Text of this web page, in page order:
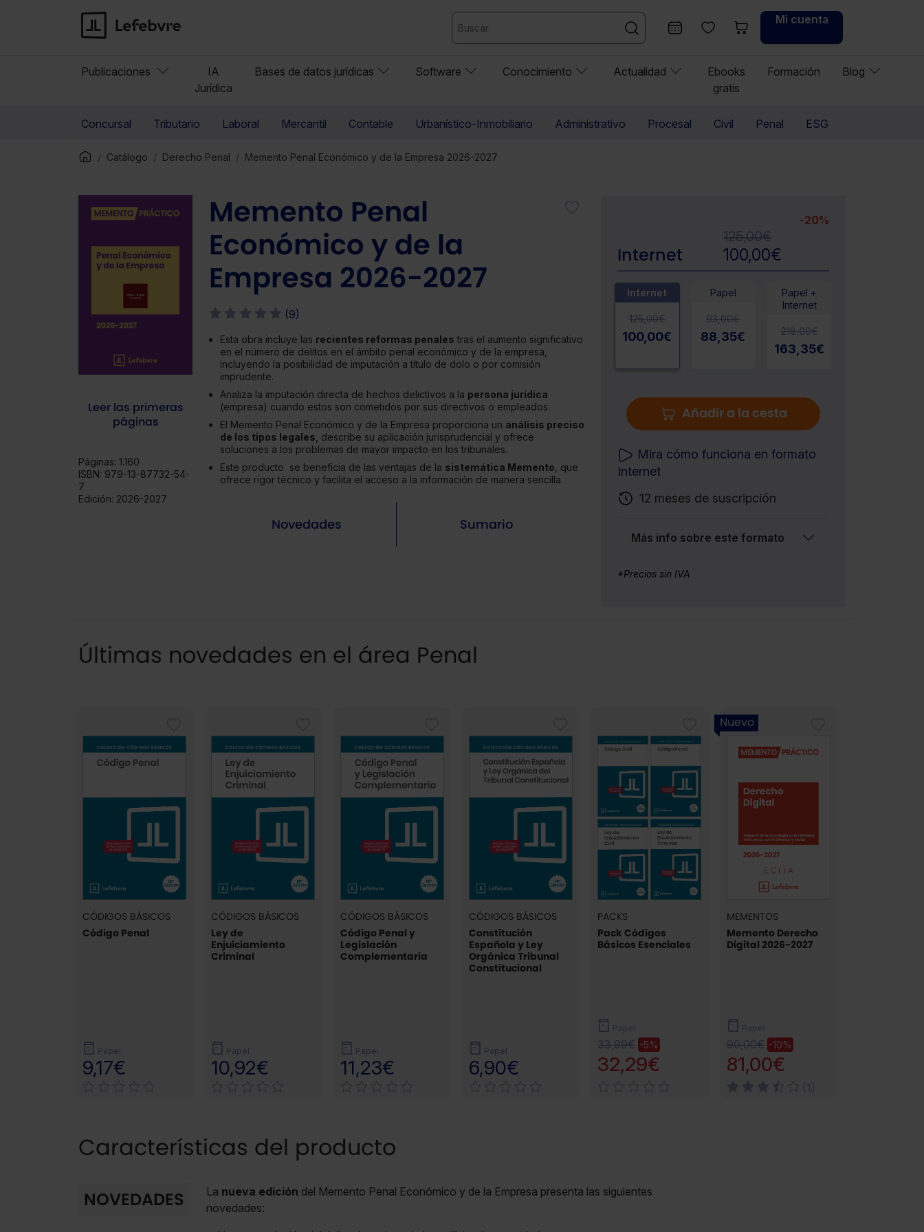
Mi cuenta
Publicaciones
IA
Jurídica
Bases de datos jurídicas Software Conocimiento Actualidad
Ebooks
gratis
Formación Blog
Concursal Tributario Laboral Mercantil Contable Urbanístico-Inmobiliario Administrativo Procesal Civil Penal ESG
Catálogo Derecho Penal Memento Penal Económico y de la Empresa 2026-2027
Leer las primeras
páginas
Páginas: 1.160
ISBN: 979-13-87732-54-
7
Edición: 2026-2027
Memento Penal
Económico y de la
Empresa 2026-2027
(9)
Esta obra incluye las recientes reformas penales tras el aumento significativo
en el número de delitos en el ámbito penal económico y de la empresa,
incluyendo la posibilidad de imputación a título de dolo o por comisión
imprudente.
Analiza la imputación directa de hechos delictivos a la persona jurídica
(empresa) cuando estos son cometidos por sus directivos o empleados.
El Memento Penal Económico y de la Empresa proporciona un análisis preciso
de los tipos legales , describe su aplicación jurisprudencial y ofrece
soluciones a los problemas de mayor impacto en los tribunales.
Este producto se beneficia de las ventajas de la sistemática Memento , que
ofrece rigor técnico y facilita el acceso a la información de manera sencilla.
Novedades Sumario
Internet
-20%
125,00€
100,00€
Internet
125,00€
100,00€
Papel
93,00€
88,35€
Papel +
Internet
218,00€
163,35€
Añadir a la cesta
Mira cómo funciona en formato
Internet
12 meses de suscripción
Más info sobre este formato
*Precios sin IVA
Últimas novedades en el área Penal
CÓDIGOS BÁSICOS
Código Penal
Papel
9,17€
CÓDIGOS BÁSICOS
Ley de
Enjuiciamiento
Criminal
Papel
10,92€
CÓDIGOS BÁSICOS
Código Penal y
Legislación
Complementaria
Papel
11,23€
CÓDIGOS BÁSICOS
Constitución
Española y Ley
Orgánica Tribunal
Constitucional
Papel
6,90€
PACKS
Pack Códigos
Básicos Esenciales
Papel
33,99€ -5%
32,29€
Nuevo
MEMENTOS
Memento Derecho
Digital 2026-2027
Papel
90,00€ -10%
81,00€
Características del producto
NOVEDADES La nueva edición del Memento Penal Económico y de la Empresa presenta las siguientes
novedades: